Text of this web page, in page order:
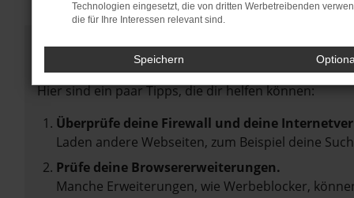
Fehler: Network Error
Beim Laden ist ein Fehler aufgetreten.
Hier sind ein paar Tipps, die dir helfen können:
Überprüfe deine Firewall und deine
Laden andere Webseiten, zum Beispiel deine
Prüfe deine Browsererweiterungen.
Manche Erweiterungen, wie Werbeblocker,
Technologien eingesetzt, die von dritten Werbetreibenden
die für Ihre Interessen relevant sind.
Speichern